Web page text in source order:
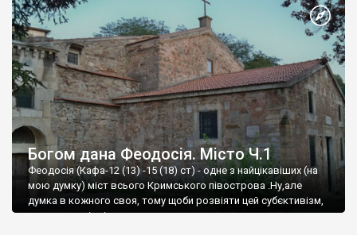
Богом дана Феодосія. Місто Ч.1
Феодосія (Кафа-12 (13) -15 (18) ст) - одне з найцікавіших (на
мою думку) міст всього Кримського півострова .Ну,але
думка в кожного своя, тому щоби розвіяти цей субєктивізм,
запрошую відвідати це